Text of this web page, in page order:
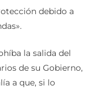
debido a
la salida del
de su Gobierno,
a que, si lo